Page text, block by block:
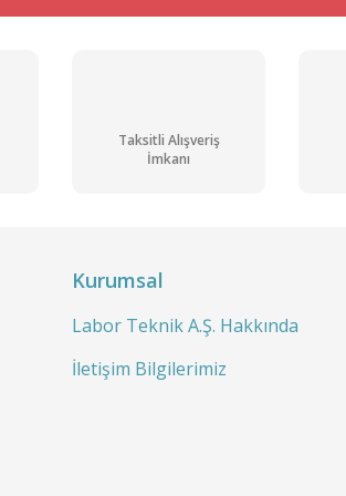
Taksitli Alışveriş
İmkanı
Kurumsal
Labor Teknik A.Ş. Hakkında
İletişim Bilgilerimiz